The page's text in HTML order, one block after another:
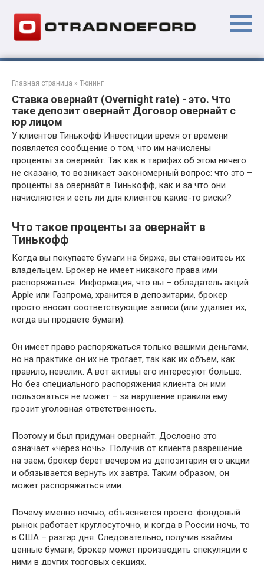
контенту
Главная страница » Тюнинг
Ставка овернайт (Overnight rate) - это. Что
таке депозит овернайт Договор овернайт с
юр лицом
У клиентов Тинькофф Инвестиции время от времени
появляется сообщение о том, что им начислены
проценты за овернайт. Так как в тарифах об этом ничего
не сказано, то возникает закономерный вопрос: что это –
проценты за овернайт в Тинькофф, как и за что они
начисляются и есть ли для клиентов какие-то риски?
Что такое проценты за овернайт в
Тинькофф
Когда вы покупаете бумаги на бирже, вы становитесь их
владельцем. Брокер не имеет никакого права ими
распоряжаться. Информация, что вы – обладатель акций
Apple или Газпрома, хранится в депозитарии, брокер
просто вносит соответствующие записи (или удаляет их,
когда вы продаете бумаги).
Он имеет право распоряжаться только вашими деньгами,
но на практике он их не трогает, так как их объем, как
правило, невелик. А вот активы его интересуют больше.
Но без специального распоряжения клиента он ими
пользоваться не может – за нарушение правила ему
грозит уголовная ответственность.
Поэтому и был придуман овернайт. Дословно это
означает «через ночь». Получив от клиента разрешение
на заем, брокер берет вечером из депозитария его акции
и обязывается вернуть их завтра. Таким образом, он
может распоряжаться ими.
Почему именно ночью, объясняется просто: фондовый
рынок работает круглосуточно, и когда в России ночь, то
в США – разгар дня. Следовательно, получив взаймы
ценные бумаги, брокер может производить спекуляции с
ними в других торговых секциях.